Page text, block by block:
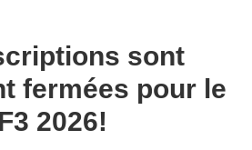
sont
fermées pour le
2026!